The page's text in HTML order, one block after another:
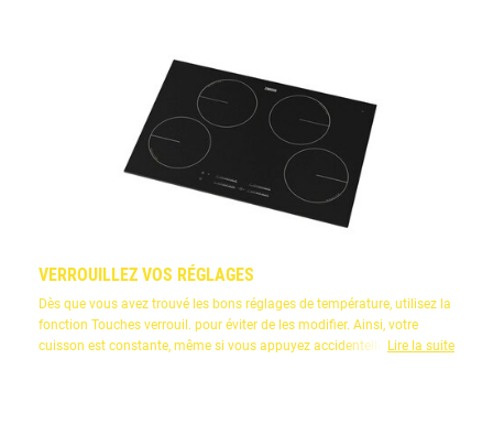
VERROUILLEZ VOS RÉGLAGES
Dès que vous avez trouvé les bons réglages de température, utilisez la
fonction Touches verrouil. pour éviter de les modifier. Ainsi, votre
cuisson est constante, même si vous appuyez accidentellement sur
Lire la suite